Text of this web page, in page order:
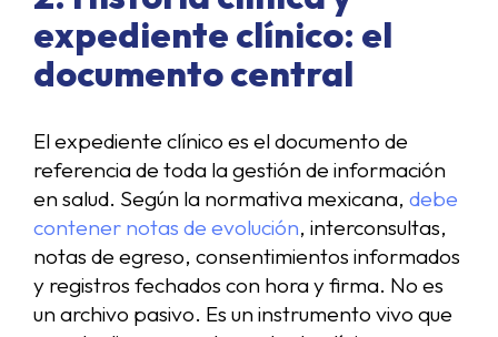
expediente clínico: el
documento central
El expediente clínico es el documento de
referencia de toda la gestión de información
en salud. Según la normativa mexicana, debe
contener notas de evolución, interconsultas,
notas de egreso, consentimientos informados
y registros fechados con hora y firma. No es
un archivo pasivo. Es un instrumento vivo que